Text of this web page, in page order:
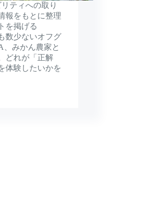
ティへの取り
報をもとに整理
を掲げる
数少ないオフグ
、みかん農家と
どれが「正解
体験したいかを